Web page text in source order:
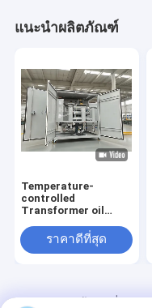
แนะนำผลิตภัณฑ์
Temperature-
controlled
Transformer oil
Impurity Size≤1μm
particles
ราคาดีที่สุด